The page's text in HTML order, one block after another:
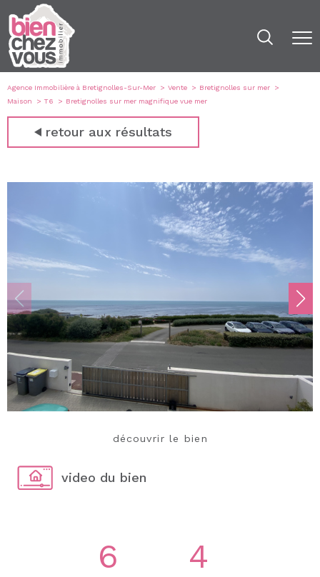
Agence Immobilière à Bretignolles-Sur-Mer Vente
Bretignolles sur mer
Maison
T6 Bretignolles sur mer magnifique vue mer
retour aux résultats
découvrir le bien
video du bien
6 4